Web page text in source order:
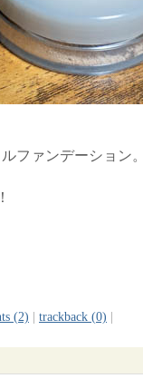
ルファンデーション
(2) trackback (0)